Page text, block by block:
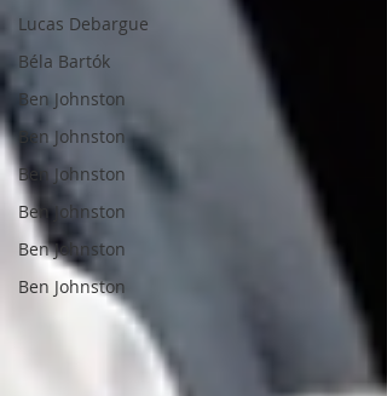
Lucas Debargue
Béla Bartók
Ben Johnston
Ben Johnston
Ben Johnston
Ben Johnston
Ben Johnston
Ben Johnston